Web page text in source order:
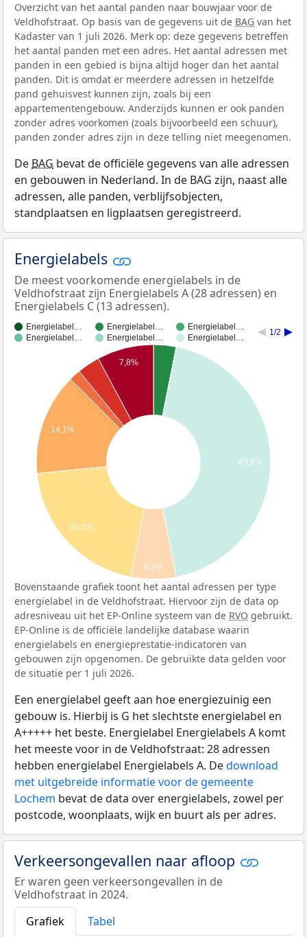
Overzicht van het aantal panden naar bouwjaar voor de
Veldhofstraat. Op basis van de gegevens uit de BAG van het
Kadaster van 1 juli 2026. Merk op: deze gegevens betreffen
het aantal panden met een adres. Het aantal adressen met
panden in een gebied is bijna altijd hoger dan het aantal
panden. Dit is omdat er meerdere adressen in hetzelfde
pand gehuisvest kunnen zijn, zoals bij een
appartementengebouw. Anderzijds kunnen er ook panden
zonder adres voorkomen (zoals bijvoorbeeld een schuur),
panden zonder adres zijn in deze telling niet meegenomen.
De BAG bevat de officiële gegevens van alle adressen
en gebouwen in Nederland. In de BAG zijn, naast alle
adressen, alle panden, verblijfsobjecten,
standplaatsen en ligplaatsen geregistreerd.
Energielabels
De meest voorkomende energielabels in de
Veldhofstraat zijn Energielabels A (28 adressen) en
Energielabels C (13 adressen).
Energielabel… Energielabel…
Energielabel…
Energielabel…
Energielabel… Energielabel…
1/2
43,8%
7,8%
14,1%
20,3%
6,3%
Bovenstaande grafiek toont het aantal adressen per type
energielabel in de Veldhofstraat. Hiervoor zijn de data op
adresniveau uit het EP-Online systeem van de RVO gebruikt.
EP-Online is de officiële landelijke database waarin
energielabels en energieprestatie-indicatoren van
gebouwen zijn opgenomen. De gebruikte data gelden voor
de situatie per 1 juli 2026.
Een energielabel geeft aan hoe energiezuinig een
gebouw is. Hierbij is G het slechtste energielabel en
A+++++ het beste. Energielabel Energielabels A komt
het meeste voor in de Veldhofstraat: 28 adressen
hebben energielabel Energielabels A. Dedownload
met uitgebreide informatie voor de gemeente
Lochem bevat de data over energielabels, zowel per
postcode, woonplaats, wijk en buurt als per adres.
Verkeersongevallen naar afloop
Er waren geen verkeersongevallen in de
Veldhofstraat in 2024.
Grafiek
Tabel